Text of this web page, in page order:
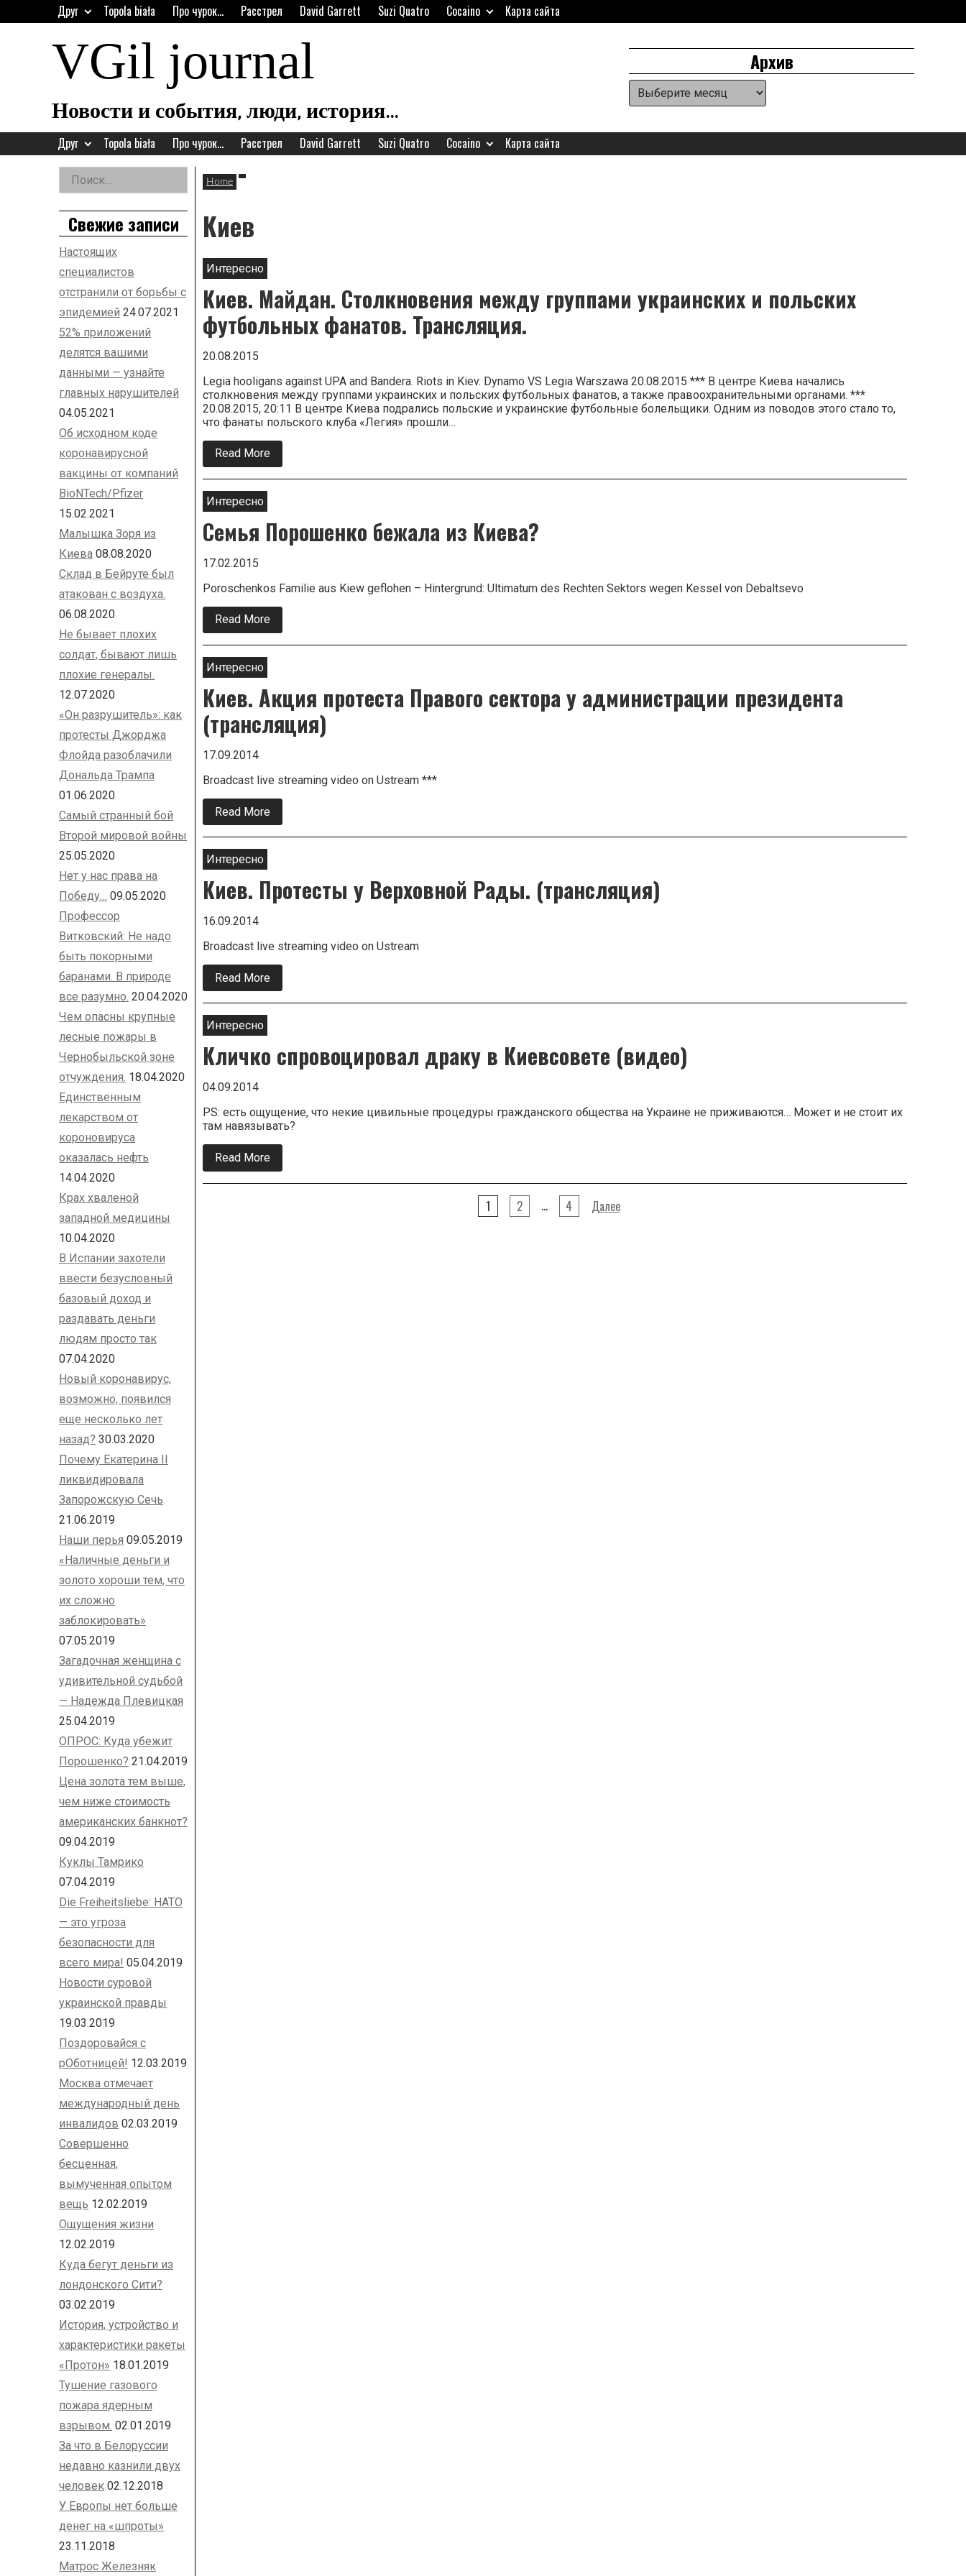
to
Друг Topola biała Про чурок… Расстрел David Garrett Suzi Quatro Cocaino Карта сайта
VGil journal
Новости и события, люди, история…
Header
Widget
Area
Архив
Архив
Друг Topola biała Про чурок… Расстрел David Garrett Suzi Quatro Cocaino Карта сайта
Home
Киев
Интересно
Киев. Майдан. Столкновения между группами украинских и польских
футбольных фанатов. Трансляция.
20.08.2015
Legia hooligans against UPA and Bandera. Riots in Kiev. Dynamo VS Legia Warszawa 20.08.2015 *** В центре Киева начались
столкновения между группами украинских и польских футбольных фанатов, а также правоохранительными органами. ***
20.08.2015, 20:11 В центре Киева подрались польские и украинские футбольные болельщики. Одним из поводов этого стало то,
что фанаты польского клуба «Легия» прошли…
Read More
Киев.
Майдан.
украинских
польских
Интересно
Семья Порошенко бежала из Киева?
17.02.2015
Poroschenkos Familie aus Kiew geflohen – Hintergrund: Ultimatum des Rechten Sektors wegen Kessel von Debaltsevo
Read More
Семья
Порошенко
Интересно
Киев. Акция протеста Правого сектора у администрации президента
(трансляция)
17.09.2014
Broadcast live streaming video on Ustream ***
Read More
Киев.
Акция
администрации
президента
Интересно
Киев. Протесты у Верховной Рады. (трансляция)
16.09.2014
Broadcast live streaming video on Ustream
Read More
Киев.
Протесты
Интересно
Кличко спровоцировал драку в Киевсовете (видео)
04.09.2014
PS: есть ощущение, что некие цивильные процедуры гражданского общества на Украине не приживаются… Может и не стоит их
там навязывать?
Read More
Кличко
спровоцировал
1 2 … 4 Далее
Left
Asides
Найти:
Свежие записи
Настоящих
специалистов
отстранили от борьбы с
эпидемией 24.07.2021
52% приложений
делятся вашими
данными — узнайте
главных нарушителей
04.05.2021
Об исходном коде
коронавирусной
вакцины от компаний
BioNTech/Pfizer
15.02.2021
Малышка Зоря из
Киева 08.08.2020
Склад в Бейруте был
атакован с воздуха.
06.08.2020
Не бывает плохих
солдат, бывают лишь
плохие генералы.
12.07.2020
«Он разрушитель»: как
протесты Джорджа
Флойда разоблачили
Дональда Трампа
01.06.2020
Самый странный бой
Второй мировой войны
25.05.2020
Нет у нас права на
Победу…
09.05.2020
Профессор
Витковский: Не надо
быть покорными
баранами. В природе
все разумно. 20.04.2020
Чем опасны крупные
лесные пожары в
Чернобыльской зоне
отчуждения. 18.04.2020
Единственным
лекарством от
короновируса
оказалась нефть
14.04.2020
Крах хваленой
западной медицины
10.04.2020
В Испании захотели
ввести безусловный
базовый доход и
раздавать деньги
людям просто так
07.04.2020
Новый коронавирус,
возможно, появился
еще несколько лет
назад? 30.03.2020
Почему Екатерина II
ликвидировала
Запорожскую Сечь
21.06.2019
Наши перья 09.05.2019
«Наличные деньги и
золото хороши тем, что
их сложно
заблокировать»
07.05.2019
Загадочная женщина с
удивительной судьбой
— Надежда Плевицкая
25.04.2019
ОПРОС: Куда убежит
Порошенко? 21.04.2019
Цена золота тем выше,
чем ниже стоимость
американских банкнот?
09.04.2019
Куклы Тамрико
07.04.2019
Die Freiheitsliebe: НАТО
— это угроза
безопасности для
всего мира! 05.04.2019
Новости суровой
украинской правды
19.03.2019
Поздоровайся с
рОботницей! 12.03.2019
Москва отмечает
международный день
инвалидов 02.03.2019
Совершенно
бесценная,
вымученная опытом
вещь 12.02.2019
Ощущения жизни
12.02.2019
Куда бегут деньги из
лондонского Сити?
03.02.2019
История, устройство и
характеристики ракеты
«Протон» 18.01.2019
Тушение газового
пожара ядерным
взрывом. 02.01.2019
За что в Белоруссии
недавно казнили двух
человек 02.12.2018
У Европы нет больше
денег на «шпроты»
23.11.2018
Матрос Железняк